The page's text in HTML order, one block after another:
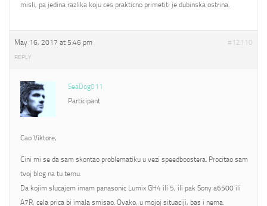
misli, pa jedina razlika koju ces prakticno primetiti je dubinska ostrina.
May 16, 2017 at 5:46 pm #12110
REPLY
SeaDog011
Participant
Cao Viktore,
Cini mi se da sam skontao problematiku u vezi speedboostera. Procitao sam
tvoj blog na tu temu.
Da kojim slucajem imam panasonic Lumix GH4 ili 5, ili pak Sony a6500 ili
A7R, cela prica bi imala smisao. Ovako, u mojoj situaciji, bas i nema.